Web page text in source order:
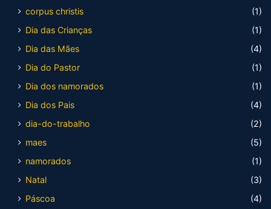
corpus christis
(1)
Dia das Crianças
(1)
Dia das Mães
(4)
Dia do Pastor
(1)
Dia dos namorados
(1)
Dia dos Pais
(4)
dia-do-trabalho
(2)
maes
(5)
namorados
(1)
Natal
(3)
Páscoa
(4)